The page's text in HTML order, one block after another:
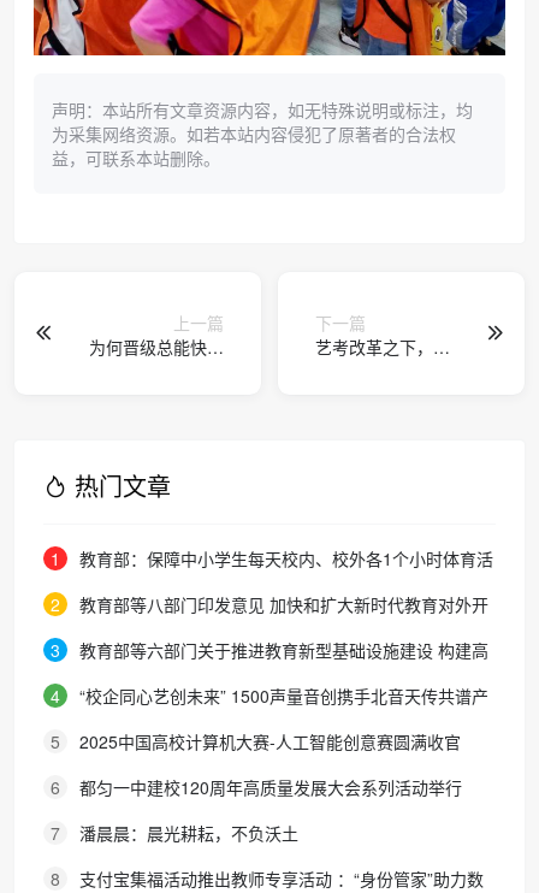
声明：本站所有文章资源内容，如无特殊说明或标注，均
为采集网络资源。如若本站内容侵犯了原著者的合法权
益，可联系本站删除。
上一篇
为何晋级总能快半
下一篇
艺考改革之下，目
热门文章
1
教育部：保障中小学生每天校内、校外各1个小时体育活
动时间
2
教育部等八部门印发意见 加快和扩大新时代教育对外开
放
3
教育部等六部门关于推进教育新型基础设施建设 构建高
质量教育支撑体系的指导意见
4
“校企同心艺创未来” 1500声量音创携手北音天传共谱产
教融合新篇章
5
2025中国高校计算机大赛-人工智能创意赛圆满收官
6
都匀一中建校120周年高质量发展大会系列活动举行
7
潘晨晨：晨光耕耘，不负沃土
8
支付宝集福活动推出教师专享活动 ：“身份管家”助力数